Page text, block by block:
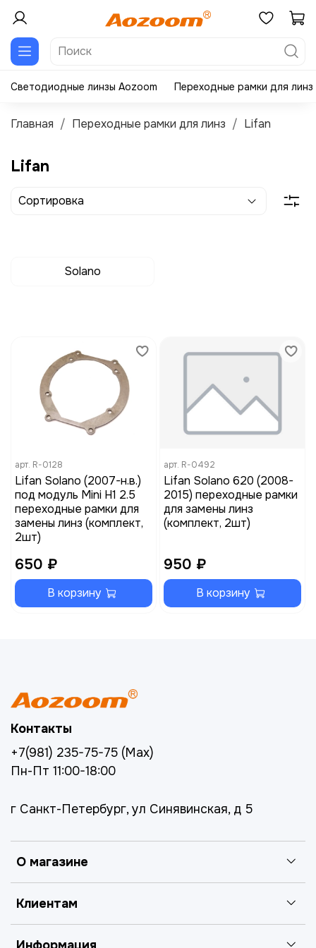
Светодиодные линзы Aozoom Переходные рамки для линз
Главная Переходные рамки для линз Lifan
Lifan
Solano
арт. R-0128
Lifan Solano (2007-н.в.)
под модуль Mini H1 2.5
переходные рамки для
замены линз (комплект,
2шт)
650 ₽
В корзину
арт. R-0492
Lifan Solano 620 (2008-
2015) переходные рамки
для замены линз
(комплект, 2шт)
950 ₽
В корзину
О магазине
Клиентам
Контакты
+7(981) 235-75-75 (Max)
Пн-Пт 11:00-18:00
г Санкт-Петербург, ул Синявинская, д 5